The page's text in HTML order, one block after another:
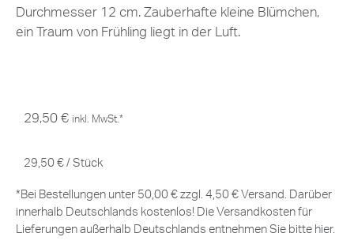
Durchmesser 12 cm. Zauberhafte kleine Blümchen,
ein Traum von Frühling liegt in der Luft.
29,50 € inkl. MwSt.*
29,50 € / Stück
*Bei Bestellungen unter 50,00 € zzgl. 4,50 € Versand. Darüber
innerhalb Deutschlands kostenlos! Die Versandkosten für
Lieferungen außerhalb Deutschlands entnehmen Sie bitte hier.